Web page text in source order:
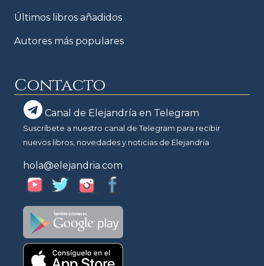
Últimos libros añadidos
Autores más populares
Contacto
Canal de Elejandría en Telegram
Suscríbete a nuestro canal de Telegram para recibir
nuevos libros, novedades y noticias de Elejandría
hola@elejandria.com